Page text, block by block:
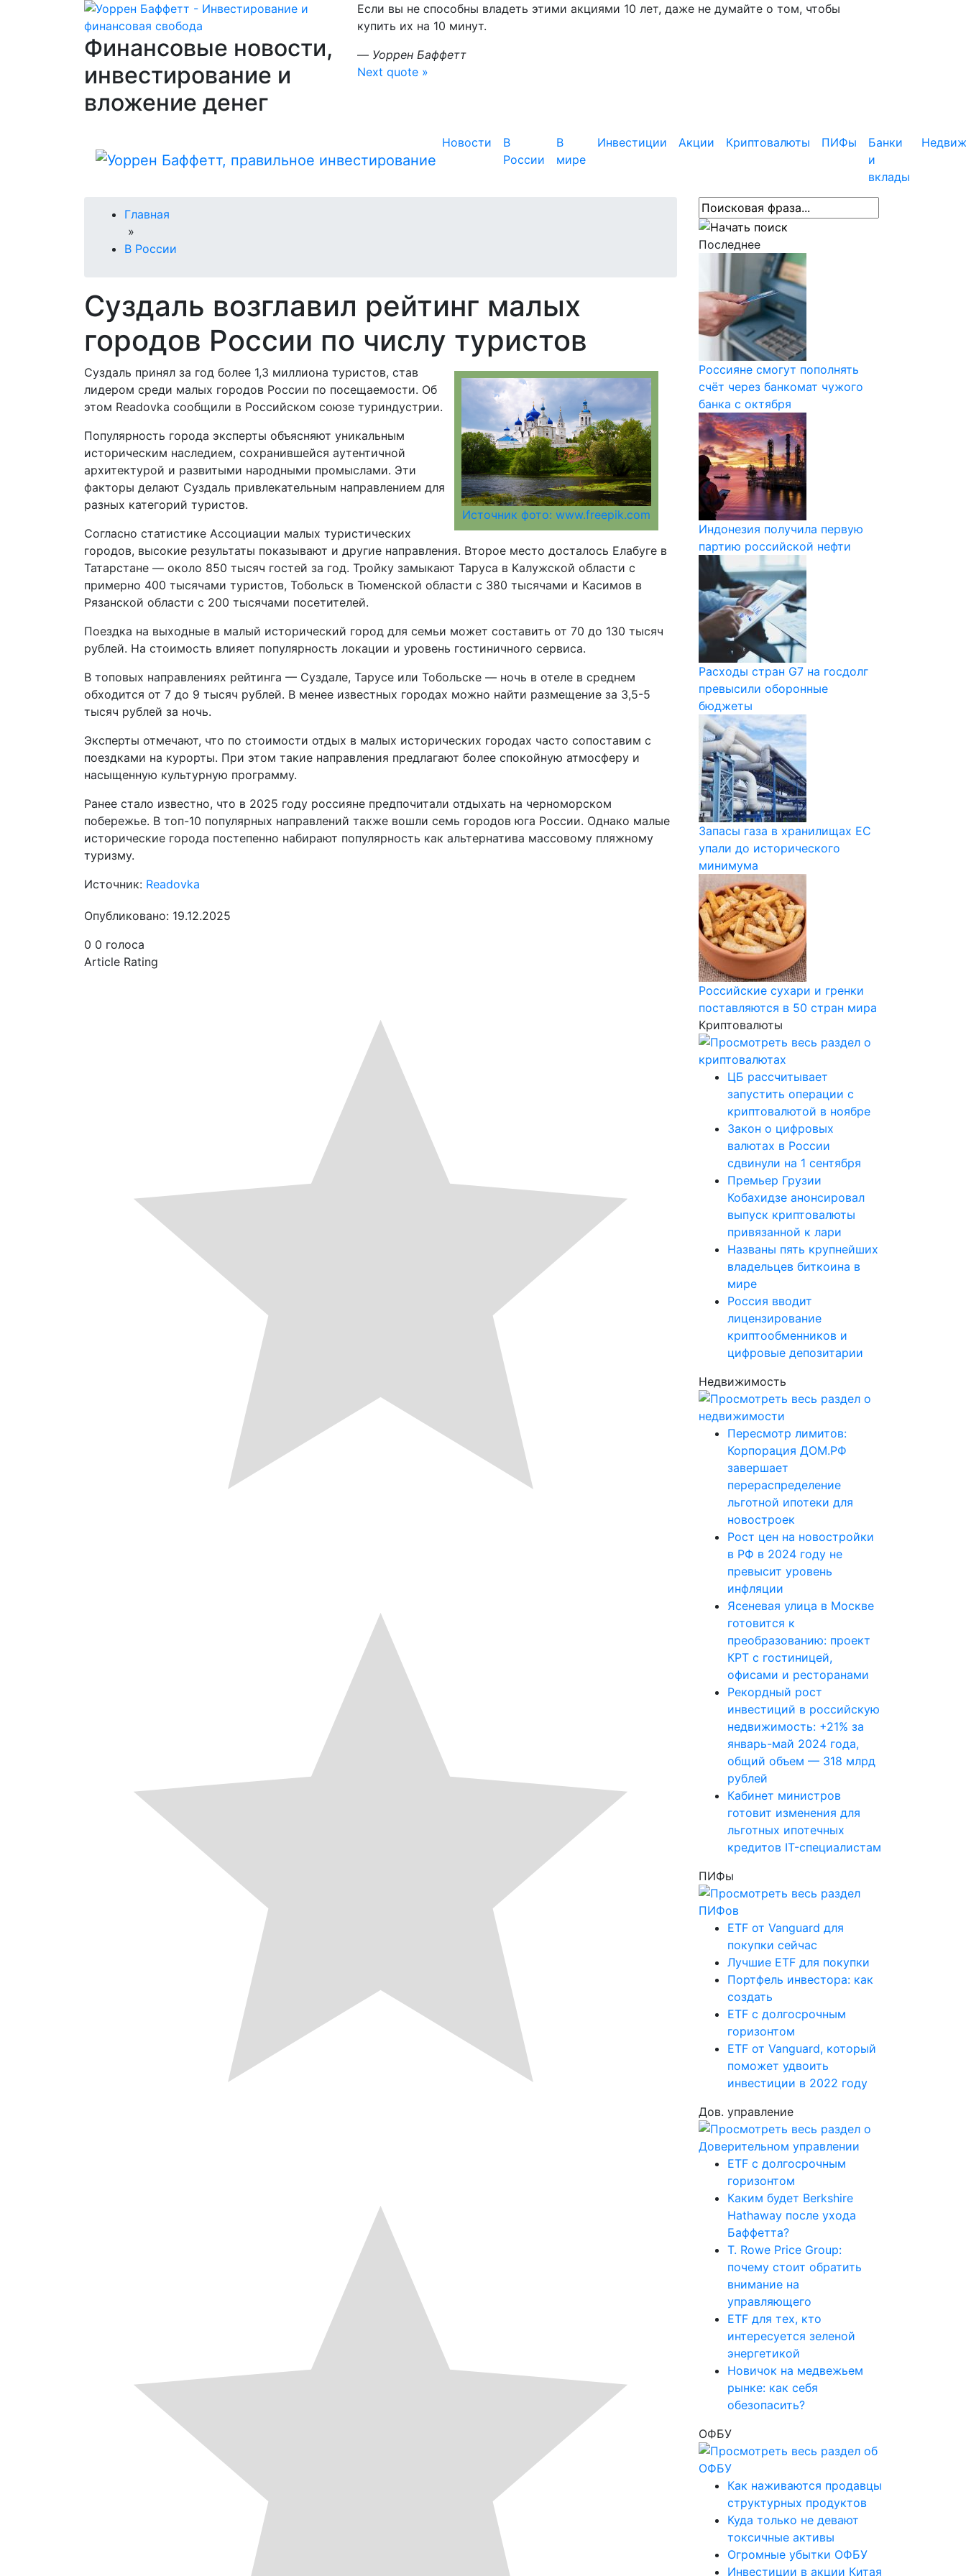
Финансовые новости,
инвестирование и
вложение денег
Если вы не способны владеть этими акциями 10 лет, даже не думайте о том, чтобы
купить их на 10 минут.
— Уоррен Баффетт
Next quote »
Новости
В
России
В
мире
Инвестиции Акции Криптовалюты ПИФы
Банки
и
вклады
Главная
»
В России
Суздаль возглавил рейтинг малых
городов России по числу туристов
Источник фото: www.freepik.com
Суздаль принял за год более 1,3 миллиона туристов, став
лидером среди малых городов России по посещаемости. Об
этом Readovka сообщили в Российском союзе туриндустрии.
Популярность города эксперты объясняют уникальным
историческим наследием, сохранившейся аутентичной
архитектурой и развитыми народными промыслами. Эти
факторы делают Суздаль привлекательным направлением для
разных категорий туристов.
Согласно статистике Ассоциации малых туристических
городов, высокие результаты показывают и другие направления. Второе место досталось Елабуге в
Татарстане — около 850 тысяч гостей за год. Тройку замыкают Таруса в Калужской области с
примерно 400 тысячами туристов, Тобольск в Тюменской области с 380 тысячами и Касимов в
Рязанской области с 200 тысячами посетителей.
Поездка на выходные в малый исторический город для семьи может составить от 70 до 130 тысяч
рублей. На стоимость влияет популярность локации и уровень гостиничного сервиса.
В топовых направлениях рейтинга — Суздале, Тарусе или Тобольске — ночь в отеле в среднем
обходится от 7 до 9 тысяч рублей. В менее известных городах можно найти размещение за 3,5-5
тысяч рублей за ночь.
Эксперты отмечают, что по стоимости отдых в малых исторических городах часто сопоставим с
поездками на курорты. При этом такие направления предлагают более спокойную атмосферу и
насыщенную культурную программу.
Ранее стало известно, что в 2025 году россияне предпочитали отдыхать на черноморском
побережье. В топ-10 популярных направлений также вошли семь городов юга России. Однако малые
исторические города постепенно набирают популярность как альтернатива массовому пляжному
туризму.
Источник: Readovka
Опубликовано: 19.12.2025
0 0 голоса
Article Rating
Последнее
Россияне смогут пополнять
счёт через банкомат чужого
банка с октября
Индонезия получила первую
партию российской нефти
Расходы стран G7 на госдолг
превысили оборонные
бюджеты
Запасы газа в хранилищах ЕС
упали до исторического
минимума
Российские сухари и гренки
поставляются в 50 стран мира
Криптовалюты
ЦБ рассчитывает
запустить операции с
криптовалютой в ноябре
Закон о цифровых
валютах в России
сдвинули на 1 сентября
Премьер Грузии
Кобахидзе анонсировал
выпуск криптовалюты
привязанной к лари
Названы пять крупнейших
владельцев биткоина в
мире
Россия вводит
лицензирование
криптообменников и
цифровые депозитарии
Недвижимость
Пересмотр лимитов:
Корпорация ДОМ.РФ
завершает
перераспределение
льготной ипотеки для
новостроек
Рост цен на новостройки
в РФ в 2024 году не
превысит уровень
инфляции
Ясеневая улица в Москве
готовится к
преобразованию: проект
КРТ с гостиницей,
офисами и ресторанами
Рекордный рост
инвестиций в российскую
недвижимость: +21% за
январь-май 2024 года,
общий объем — 318 млрд
рублей
Кабинет министров
готовит изменения для
льготных ипотечных
кредитов IT-специалистам
ПИФы
ETF от Vanguard для
покупки сейчас
Лучшие ETF для покупки
Портфель инвестора: как
создать
ETF с долгосрочным
горизонтом
ETF от Vanguard, который
поможет удвоить
инвестиции в 2022 году
Дов. управление
ETF с долгосрочным
горизонтом
Каким будет Berkshire
Hathaway после ухода
Баффетта?
T. Rowe Price Group:
почему стоит обратить
внимание на
управляющего
ETF для тех, кто
интересуется зеленой
энергетикой
Новичок на медвежьем
рынке: как себя
обезопасить?
ОФБУ
Как наживаются продавцы
структурных продуктов
Куда только не девают
токсичные активы
Огромные убытки ОФБУ
Инвестиции в акции Китая